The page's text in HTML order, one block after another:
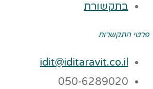
בתקשורת
פרטי התקשרות
idit@iditaravit.co.il
050-6289020